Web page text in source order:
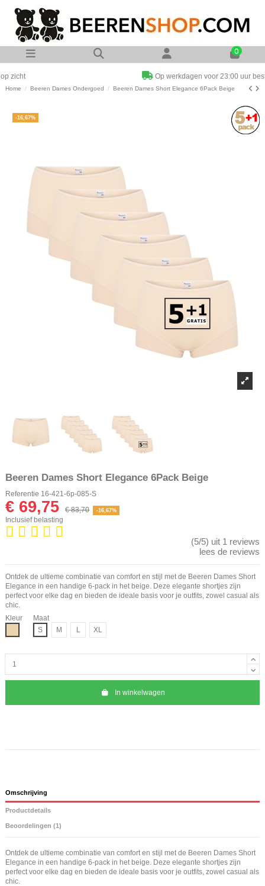
0
Op werkdagen voor 23:00 uur besteld zelfde dag verzonden
Home Beeren Dames Ondergoed Beeren Dames Short Elegance 6Pack Beige
-16,67%
Beeren Dames Short Elegance 6Pack Beige
Referentie 16-421-6p-085-S
€ 69,75 € 83,70 -16,67%
Inclusief belasting
(5/5) uit 1 reviews
lees de reviews
Ontdek de ultieme combinatie van comfort en stijl met de Beeren Dames Short
Elegance in een handige 6-pack in het beige. Deze elegante shortjes zijn
perfect voor elke dag en bieden de ideale basis voor je outfits, zowel casual als
chic.
Kleur
Maat
S
M L XL
In winkelwagen
Omschrijving
Productdetails
Beoordelingen (1)
Ontdek de ultieme combinatie van comfort en stijl met de Beeren Dames Short
Elegance in een handige 6-pack in het beige. Deze elegante shortjes zijn
perfect voor elke dag en bieden de ideale basis voor je outfits, zowel casual als
chic.